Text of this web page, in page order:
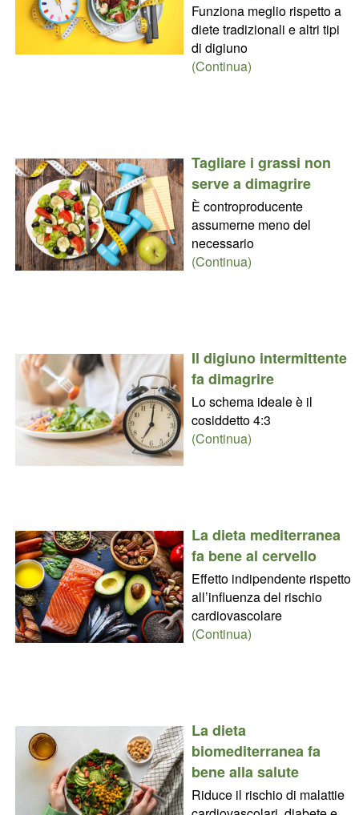
Funziona meglio rispetto a
diete tradizionali e altri tipi
di digiuno
(Continua)
Tagliare i grassi non
serve a dimagrire
È controproducente
assumerne meno del
necessario
(Continua)
Il digiuno intermittente
fa dimagrire
Lo schema ideale è il
cosiddetto 4:3
(Continua)
La dieta mediterranea
fa bene al cervello
Effetto indipendente rispetto
all’influenza del rischio
cardiovascolare
(Continua)
La dieta
biomediterranea fa
bene alla salute
Riduce il rischio di malattie